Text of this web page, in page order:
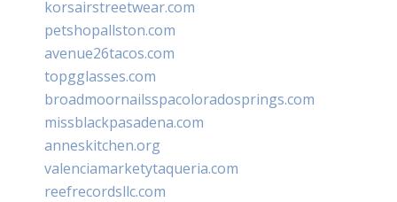
korsairstreetwear.com
petshopallston.com
avenue26tacos.com
topgglasses.com
broadmoornailsspacoloradosprings.com
missblackpasadena.com
anneskitchen.org
valenciamarketytaqueria.com
reefrecordsllc.com